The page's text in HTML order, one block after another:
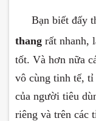
Bạn biết đấy
thang rất nhanh,
tốt. Và hơn nữa
vô cùng tinh tế,
của người tiêu
riêng và trên các